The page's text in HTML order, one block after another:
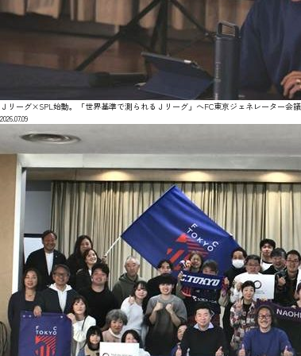
Ｊリーグ×SPL始動。「世界基準で測られるＪリーグ」へFC東京ジェネレーター
2026.07.09